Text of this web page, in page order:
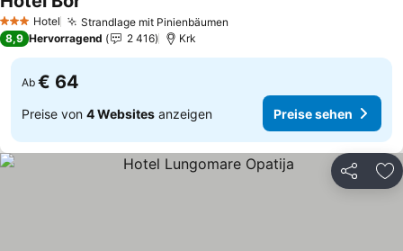
3 SterneHotel Strandlage mit Pinienbäumen
8,9 Hervorragend 2 416 Krk
Ab € 64
Preise von 4 Websites anzeigen Preise sehen
Teilen